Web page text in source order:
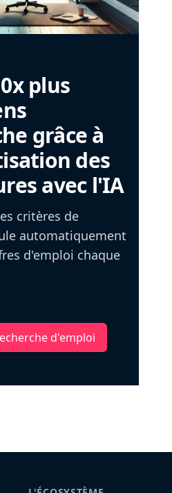
plus
grâce à
des
avec l'IA
critères de
automatiquement
d'emploi chaque
d'emploi